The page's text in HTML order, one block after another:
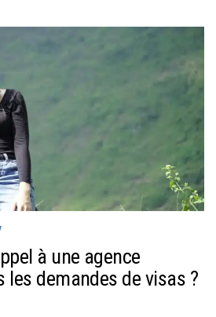
à une agence
les demandes de visas ?